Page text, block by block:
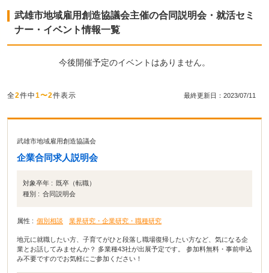
武雄市地域雇用創造協議会主催の合同説明会・就活セミ
ナー・イベント情報一覧
今後開催予定のイベントはありません。
全2件中1〜2件表示 最終更新日：2023/07/11
武雄市地域雇用創造協議会
企業合同求人説明会
対象卒年 : 既卒（転職）
種別 : 合同説明会
属性 : 個別相談 業界研究・企業研究・職種研究
地元に就職したい方、子育てがひと段落し職場復帰したい方など、気になる企
業とお話してみませんか？ 多業種43社が出展予定です。 参加料無料・事前申込
み不要ですのでお気軽にご参加ください！